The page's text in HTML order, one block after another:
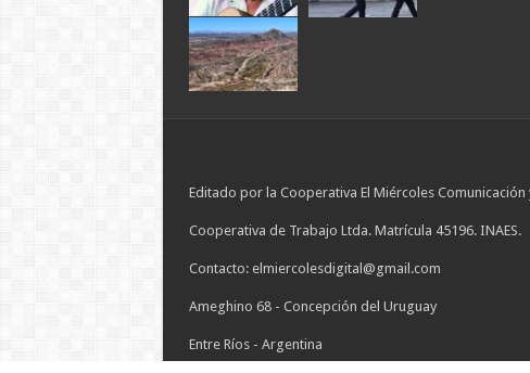
Editado por la Cooperativa El Miércoles Comunicación
Cooperativa de Trabajo Ltda. Matrícula 45196. INAES.
Contacto: elmiercolesdigital@gmail.com
Ameghino 68 - Concepción del Uruguay
Entre Ríos - Argentina